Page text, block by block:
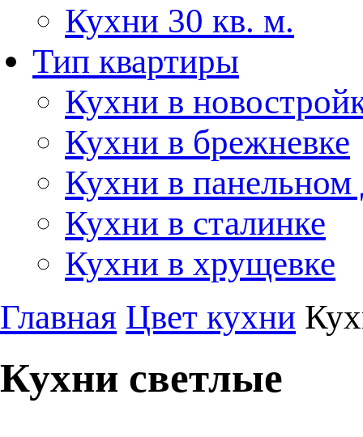
Кухни 30 кв. м.
Тип квартиры
Кухни в
Кухни в брежневке
Кухни в панельном
Кухни в сталинке
Кухни в хрущевке
Главная Цвет кухни
Кухни светлые